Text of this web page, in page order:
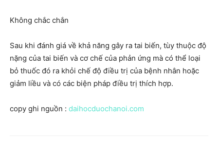
Không chắc chắn
Sau khi đánh giá về khả năng gây ra tai biến, tùy thuộc độ
nặng của tai biến và cơ chế của phản ứng mà có thể loại
bỏ thuốc đó ra khỏi chế độ điều trị của bệnh nhân hoặc
giảm liều và có các biện pháp điều trị thích hợp.
copy ghi nguồn : daihocduochanoi.com